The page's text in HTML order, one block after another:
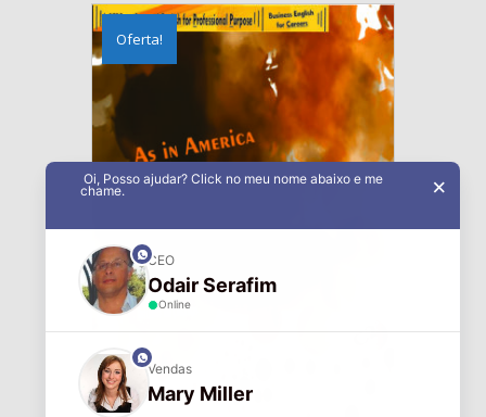
Oferta!
×
Oi, Posso ajudar? Click no meu nome abaixo e me
chame.
phone CEO
Odair Serafim
Online
phone Vendas
Mary Miller